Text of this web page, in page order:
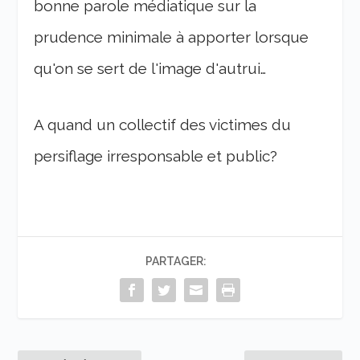
bonne parole médiatique sur la
prudence minimale à apporter lorsque
qu'on se sert de l'image d'autrui…
A quand un collectif des victimes du
persiflage irresponsable et public?
PARTAGER: